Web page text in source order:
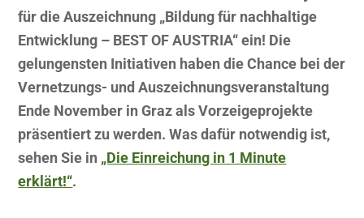
für die Auszeichnung „Bildung für nachhaltige
Entwicklung – BEST OF AUSTRIA“ ein! Die
gelungensten Initiativen haben die Chance bei der
Vernetzungs- und Auszeichnungsveranstaltung
Ende November in Graz als Vorzeigeprojekte
präsentiert zu werden. Was dafür notwendig ist,
sehen Sie in „Die Einreichung in 1 Minute
erklärt!“.